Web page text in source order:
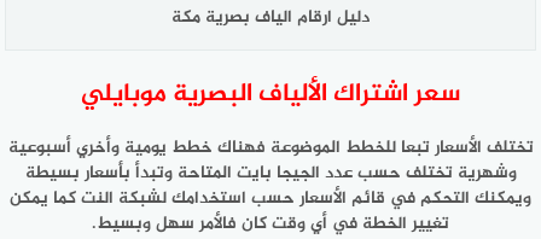
دليل ارقام الياف بصرية مكة
سعر اشتراك الألياف البصرية موبايلي
تختلف الأسعار تبعا للخطط الموضوعة فهناك خطط يومية وأخري أسبوعية
وشهرية تختلف حسب عدد الجيجا بايت المتاحة وتبدأ بأسعار بسيطة
ويمكنك التحكم في قائم الأسعار حسب استخدامك لشبكة النت كما يمكن
تغيير الخطة في أي وقت كان فالأمر سهل وبسيط.